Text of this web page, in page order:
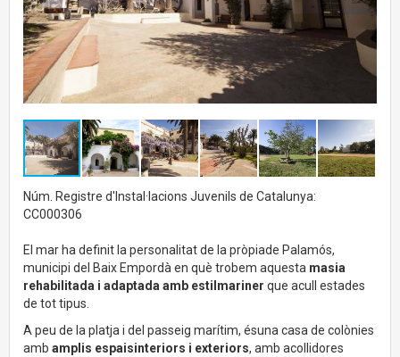
Núm. Registre d'Instal·lacions Juvenils de Catalunya:
CC000306
El mar ha definit la personalitat de la pròpiade Palamós,
municipi del Baix Empordà en què trobem aquesta masia
rehabilitada i adaptada amb estilmariner que acull estades
de tot tipus.
A peu de la platja i del passeig marítim, ésuna casa de colònies
amb amplis espaisinteriors i exteriors, amb acollidores